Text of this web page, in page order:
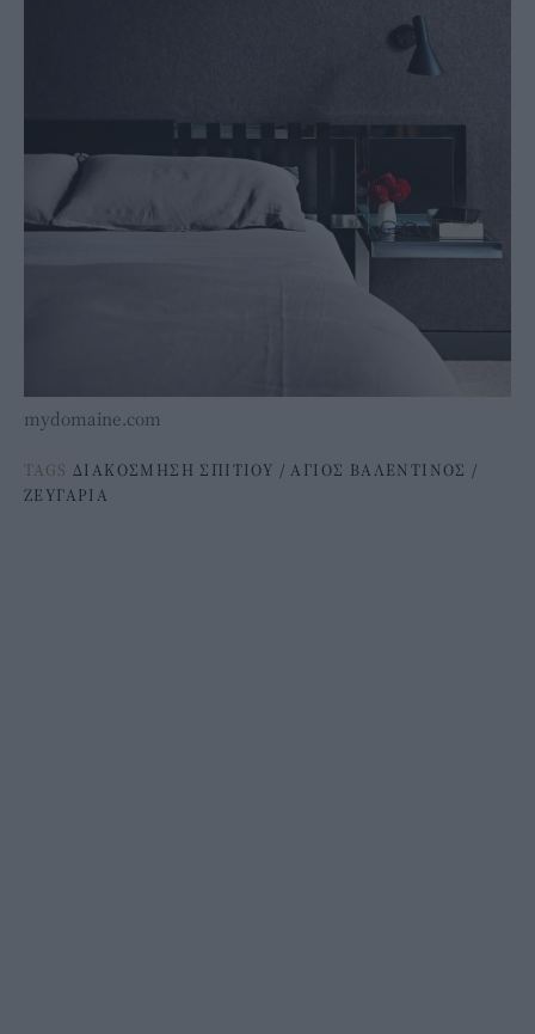
mydomaine.com
TAGS ΔΙΑΚΟΣΜΗΣΗ ΣΠΙΤΙΟΥ / ΑΓΙΟΣ ΒΑΛΕΝΤΙΝΟΣ /
ΖΕΥΓΑΡΙΑ